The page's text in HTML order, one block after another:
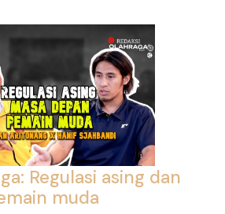
Regulasi asing dan
muda